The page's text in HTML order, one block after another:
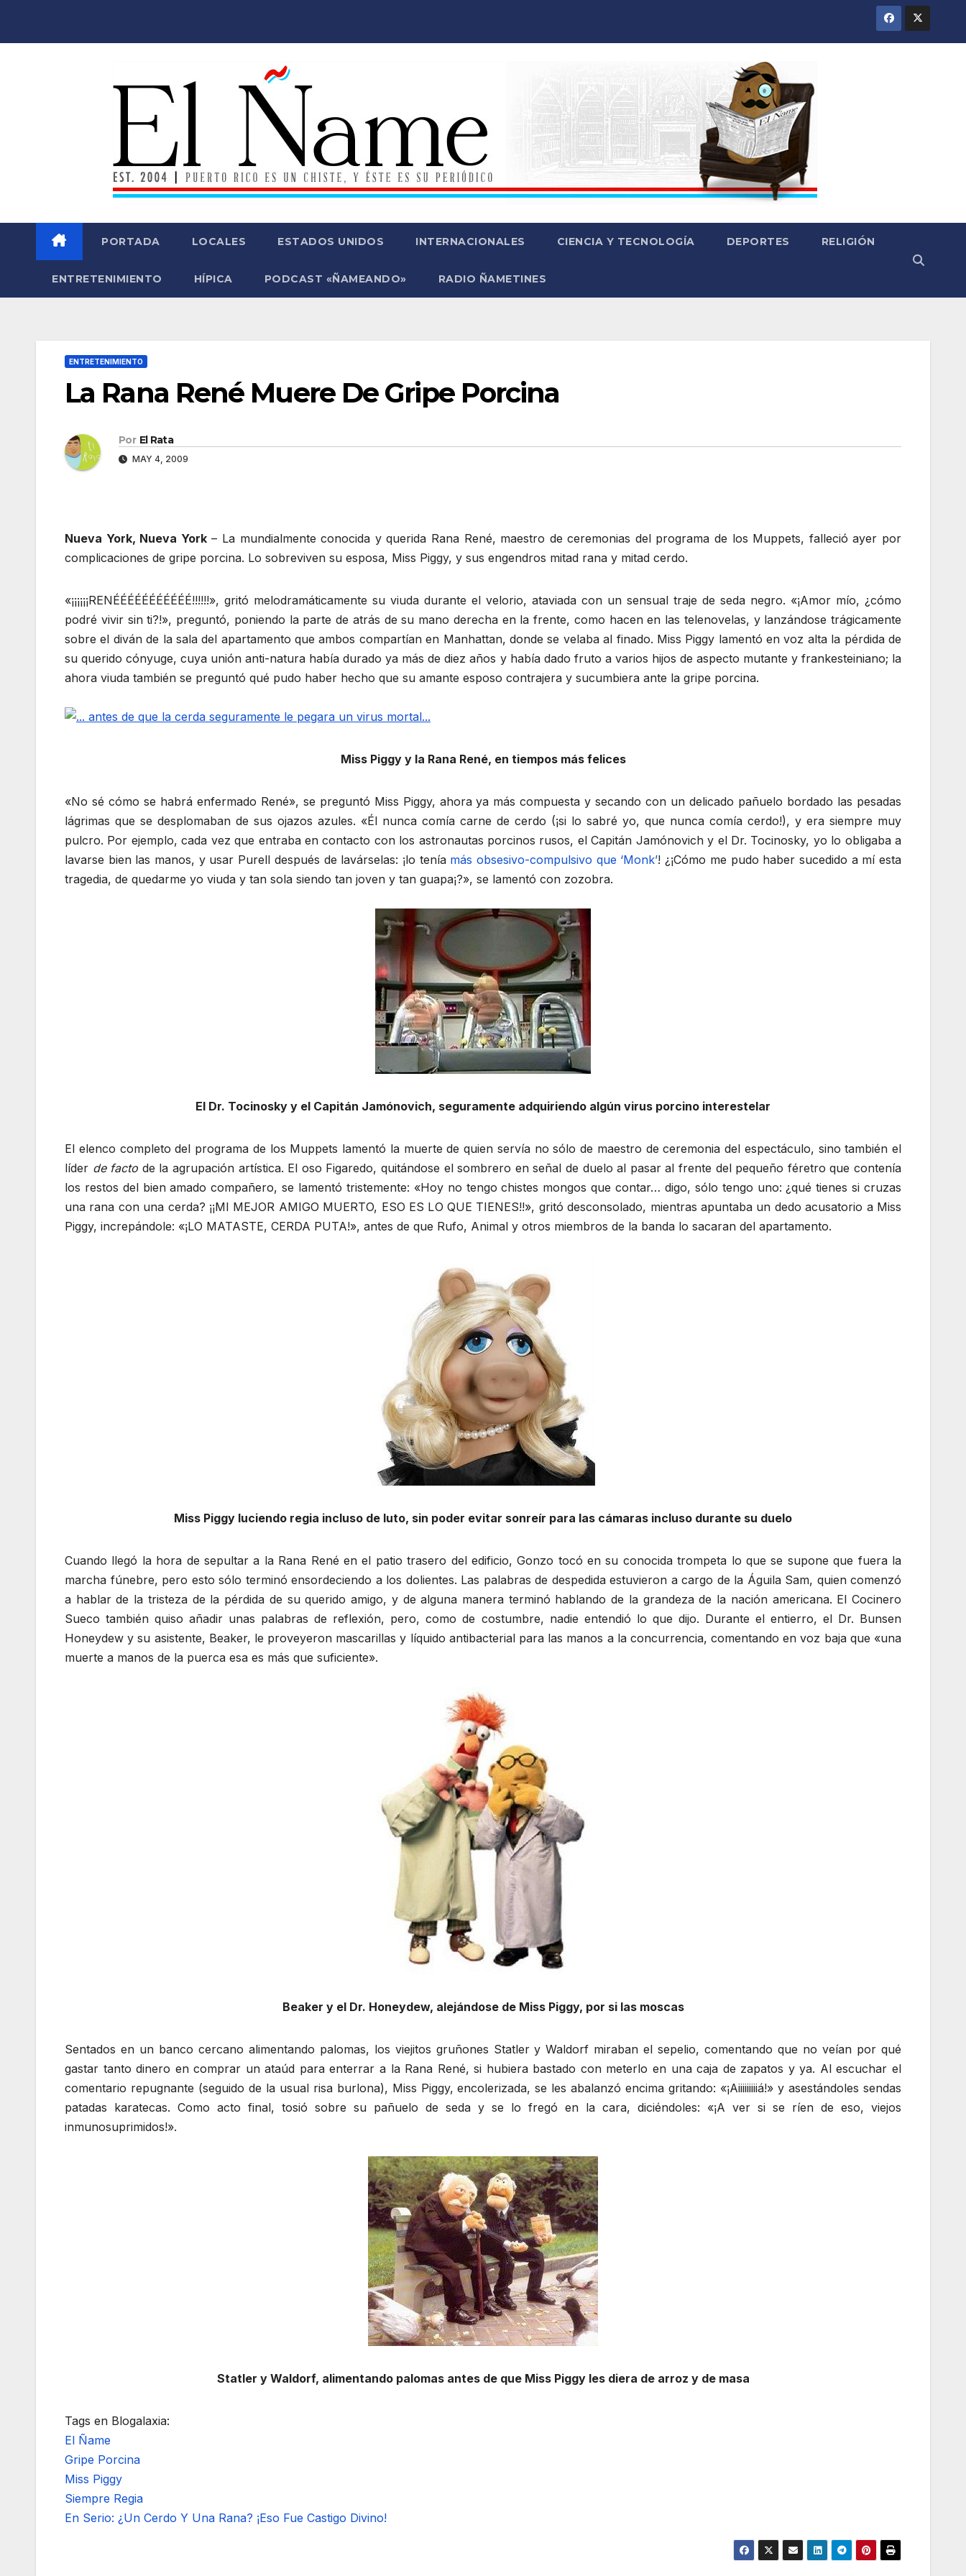
PORTADA LOCALES ESTADOS UNIDOS INTERNACIONALES CIENCIA Y TECNOLOGÍA DEPORTES RELIGIÓN
ENTRETENIMIENTO HÍPICA PODCAST «ÑAMEANDO» RADIO ÑAMETINES
ENTRETENIMIENTO
La Rana René Muere De Gripe Porcina
Por El Rata
MAY 4, 2009
Nueva York, Nueva York– La mundialmente conocida y querida Rana René, maestro de ceremonias del programa de los Muppets, falleció ayer por
complicaciones de gripe porcina. Lo sobreviven su esposa, Miss Piggy, y sus engendros mitad rana y mitad cerdo.
«¡¡¡¡¡¡RENÉÉÉÉÉÉÉÉÉÉÉ!!!!!!», gritó melodramáticamente su viuda durante el velorio, ataviada con un sensual traje de seda negro. «¡Amor mío, ¿cómo
podré vivir sin ti?!», preguntó, poniendo la parte de atrás de su mano derecha en la frente, como hacen en las telenovelas, y lanzándose trágicamente
sobre el diván de la sala del apartamento que ambos compartían en Manhattan, donde se velaba al finado. Miss Piggy lamentó en voz alta la pérdida de
su querido cónyuge, cuya unión anti-natura había durado ya más de diez años y había dado fruto a varios hijos de aspecto mutante y frankesteiniano; la
ahora viuda también se preguntó qué pudo haber hecho que su amante esposo contrajera y sucumbiera ante la gripe porcina.
Miss Piggy y la Rana René, en tiempos más felices
«No sé cómo se habrá enfermado René», se preguntó Miss Piggy, ahora ya más compuesta y secando con un delicado pañuelo bordado las pesadas
lágrimas que se desplomaban de sus ojazos azules. «Él nunca comía carne de cerdo (¡si lo sabré yo, que nunca comía cerdo!), y era siempre muy
pulcro. Por ejemplo, cada vez que entraba en contacto con los astronautas porcinos rusos, el Capitán Jamónovich y el Dr. Tocinosky, yo lo obligaba a
lavarse bien las manos, y usar Purell después de lavárselas: ¡lo tenía más obsesivo-compulsivo que ‘Monk’! ¿¡Cómo me pudo haber sucedido a mí esta
tragedia, de quedarme yo viuda y tan sola siendo tan joven y tan guapa¡?», se lamentó con zozobra.
El Dr. Tocinosky y el Capitán Jamónovich, seguramente adquiriendo algún virus porcino interestelar
El elenco completo del programa de los Muppets lamentó la muerte de quien servía no sólo de maestro de ceremonia del espectáculo, sino también el
líder de facto de la agrupación artística. El oso Figaredo, quitándose el sombrero en señal de duelo al pasar al frente del pequeño féretro que contenía
los restos del bien amado compañero, se lamentó tristemente: «Hoy no tengo chistes mongos que contar… digo, sólo tengo uno: ¿qué tienes si cruzas
una rana con una cerda? ¡¡MI MEJOR AMIGO MUERTO, ESO ES LO QUE TIENES!!», gritó desconsolado, mientras apuntaba un dedo acusatorio a Miss
Piggy, increpándole: «¡LO MATASTE, CERDA PUTA!», antes de que Rufo, Animal y otros miembros de la banda lo sacaran del apartamento.
Miss Piggy luciendo regia incluso de luto, sin poder evitar sonreír para las cámaras incluso durante su duelo
Cuando llegó la hora de sepultar a la Rana René en el patio trasero del edificio, Gonzo tocó en su conocida trompeta lo que se supone que fuera la
marcha fúnebre, pero esto sólo terminó ensordeciendo a los dolientes. Las palabras de despedida estuvieron a cargo de la Águila Sam, quien comenzó
a hablar de la tristeza de la pérdida de su querido amigo, y de alguna manera terminó hablando de la grandeza de la nación americana. El Cocinero
Sueco también quiso añadir unas palabras de reflexión, pero, como de costumbre, nadie entendió lo que dijo. Durante el entierro, el Dr. Bunsen
Honeydew y su asistente, Beaker, le proveyeron mascarillas y líquido antibacterial para las manos a la concurrencia, comentando en voz baja que «una
muerte a manos de la puerca esa es más que suficiente».
Beaker y el Dr. Honeydew, alejándose de Miss Piggy, por si las moscas
Sentados en un banco cercano alimentando palomas, los viejitos gruñones Statler y Waldorf miraban el sepelio, comentando que no veían por qué
gastar tanto dinero en comprar un ataúd para enterrar a la Rana René, si hubiera bastado con meterlo en una caja de zapatos y ya. Al escuchar el
comentario repugnante (seguido de la usual risa burlona), Miss Piggy, encolerizada, se les abalanzó encima gritando: «¡Aiiiiiiiiiá!» y asestándoles sendas
patadas karatecas. Como acto final, tosió sobre su pañuelo de seda y se lo fregó en la cara, diciéndoles: «¡A ver si se ríen de eso, viejos
inmunosuprimidos!».
Statler y Waldorf, alimentando palomas antes de que Miss Piggy les diera de arroz y de masa
Tags en Blogalaxia:
El Ñame
Gripe Porcina
Miss Piggy
Siempre Regia
En Serio: ¿Un Cerdo Y Una Rana? ¡Eso Fue Castigo Divino!